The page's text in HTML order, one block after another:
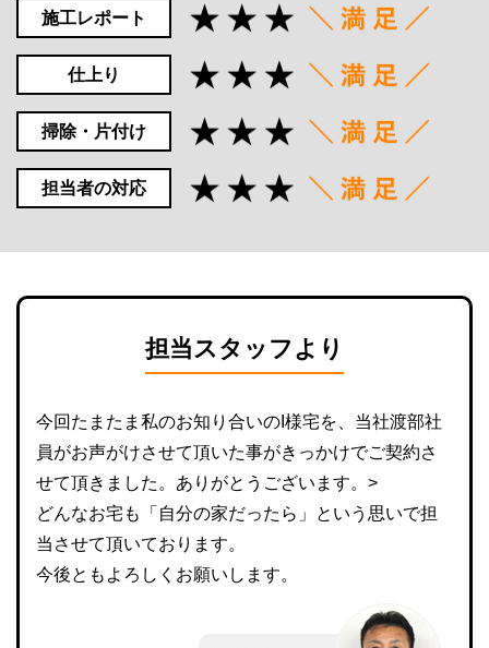
施工レポート
仕上り
掃除・片付け
担当者の対応
担当スタッフより
今回たまたま私のお知り合いのI様宅を、当社渡部社
員がお声がけさせて頂いた事がきっかけでご契約さ
せて頂きました。ありがとうございます。>
どんなお宅も「自分の家だったら」という思いで担
当させて頂いております。
今後ともよろしくお願いします。